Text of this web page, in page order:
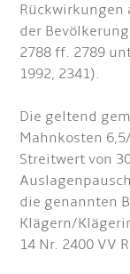
Rückwirkungen
der
2788 ff. 2789
1992, 2341).
Die geltend
Mahnkosten
Streitwert von
die genannten
Klägern/
14 Nr. 2400 VV